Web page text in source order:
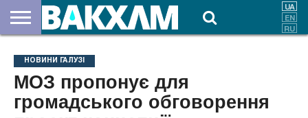
НАС
ВНЕСКИ
ДОКУМЕНТИ
НОВИНИ
КОНТАКТИ
НОВИНИ ГАЛУЗІ
МОЗ пропонує для
громадського обговорення